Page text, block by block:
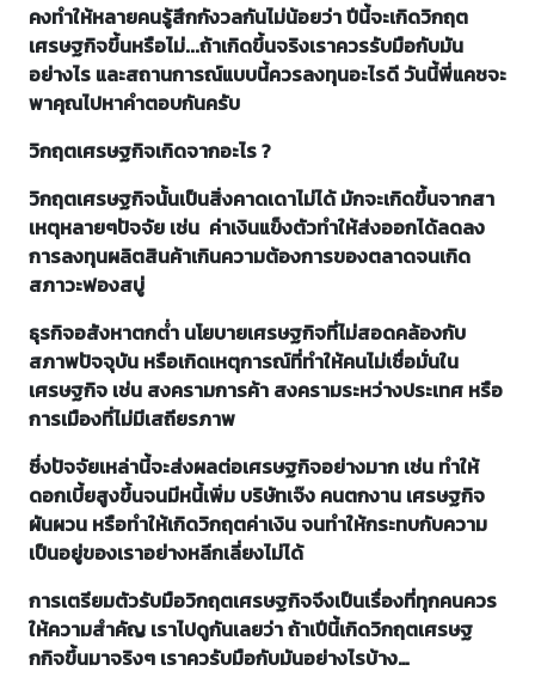
คงทำให้หลายคนรู้สึกกังวลกันไม่น้อยว่า ปีนี้จะเกิดวิกฤต
เศรษฐกิจขึ้นหรือไม่...ถ้าเกิดขึ้นจริงเราควรรับมือกับมัน
อย่างไร และสถานการณ์แบบนี้ควรลงทุนอะไรดี วันนี้พี่แคชจะ
พาคุณไปหาคำตอบกันครับ
วิกฤตเศรษฐกิจเกิดจากอะไร ?
วิกฤตเศรษฐกิจนั้นเป็นสิ่งคาดเดาไม่ได้ มักจะเกิดขึ้นจากสา
เหตุหลายๆปัจจัย เช่น ค่าเงินแข็งตัวทำให้ส่งออกได้ลดลง
การลงทุนผลิตสินค้าเกินความต้องการของตลาดจนเกิด
สภาวะฟองสบู่
ธุรกิจอสังหาตกต่ำ นโยบายเศรษฐกิจที่ไม่สอดคล้องกับ
สภาพปัจจุบัน หรือเกิดเหตุการณ์ที่ทำให้คนไม่เชื่อมั่นใน
เศรษฐกิจ เช่น สงครามการค้า สงครามระหว่างประเทศ หรือ
การเมืองที่ไม่มีเสถียรภาพ
ซึ่งปัจจัยเหล่านี้จะส่งผลต่อเศรษฐกิจอย่างมาก เช่น ทำให้
ดอกเบี้ยสูงขึ้นจนมีหนี้เพิ่ม บริษัทเจ๊ง คนตกงาน เศรษฐกิจ
ผันผวน หรือทำให้เกิดวิกฤตค่าเงิน จนทำให้กระทบกับความ
เป็นอยู่ของเราอย่างหลีกเลี่ยงไม่ได้
การเตรียมตัวรับมือวิกฤตเศรษฐกิจจึงเป็นเรื่องที่ทุกคนควร
ให้ความสำคัญ เราไปดูกันเลยว่า ถ้าเปีนี้เกิดวิกฤตเศรษฐ
กกิจขึ้นมาจริงๆ เราควรับมือกับมันอย่างไรบ้าง…